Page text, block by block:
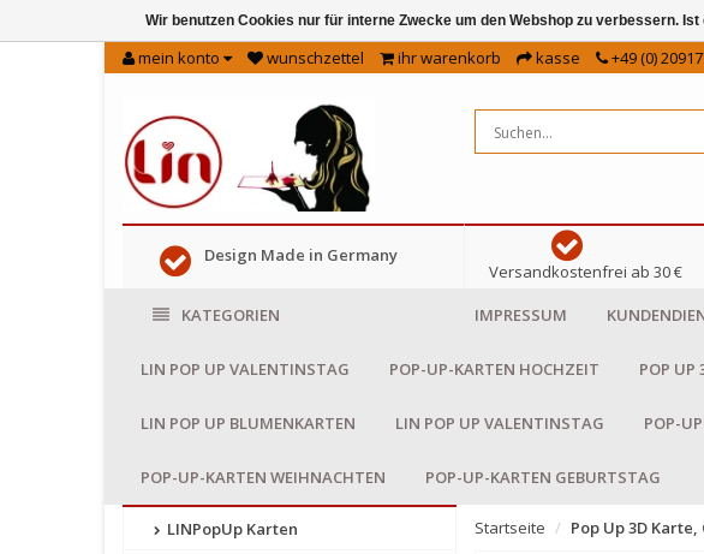
mein konto wunschzettel ihr warenkorb kasse +49 (0)
Design Made in Germany
Versandkostenfrei ab 30 €
KATEGORIEN IMPRESSUM
LIN POP UP VALENTINSTAG POP-UP-KARTEN HOCHZEIT POP UP
LIN POP UP BLUMENKARTEN LIN POP UP VALENTINSTAG POP-
POP-UP-KARTEN WEIHNACHTEN POP-UP-KARTEN GEBURTSTAG
LINPopUp Karten
Startseite Pop Up 3D
Wir benutzen Cookies nur für interne Zwecke um den Webshop zu verbessern. Ist